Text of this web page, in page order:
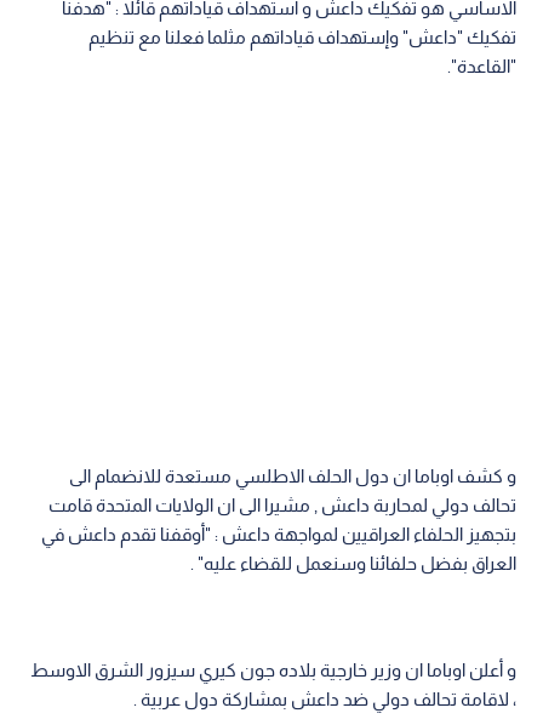
الاساسي هو تفكيك داعش و استهداف قياداتهم قائلا : "هدفنا
تفكيك "داعش" وإستهداف قياداتهم مثلما فعلنا مع تنظيم
"القاعدة".
و كشف اوباما ان دول الحلف الاطلسي مستعدة للانضمام الى
تحالف دولي لمحاربة داعش , مشيرا الى ان الولايات المتحدة قامت
بتجهيز الحلفاء العراقيين لمواجهة داعش : "أوقفنا تقدم داعش في
العراق بفضل حلفائنا وسنعمل للقضاء عليه" .
و أعلن اوباما ان وزير خارجية بلاده جون كيري سيزور الشرق الاوسط
، لاقامة تحالف دولي ضد داعش بمشاركة دول عربية .